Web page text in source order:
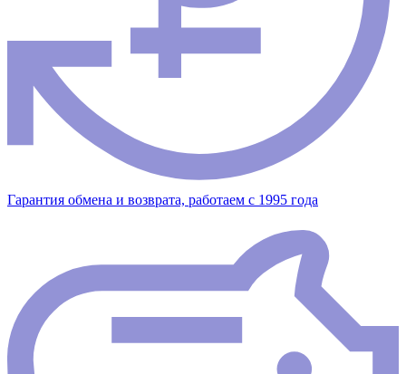
Гарантия обмена и возврата, работаем с 1995 года